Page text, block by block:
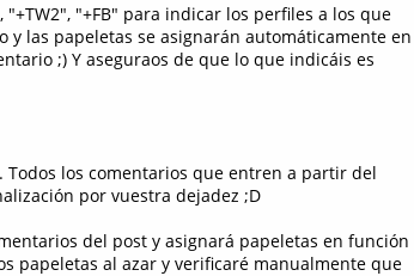
"+FB" para indicar los perfiles a los que
y las papeletas se asignarán automáticamente en
;) Y aseguraos de que lo que indicáis es
los comentarios que entren a partir del
por vuestra dejadez ;D
del post y asignará papeletas en función
papeletas al azar y verificaré manualmente que